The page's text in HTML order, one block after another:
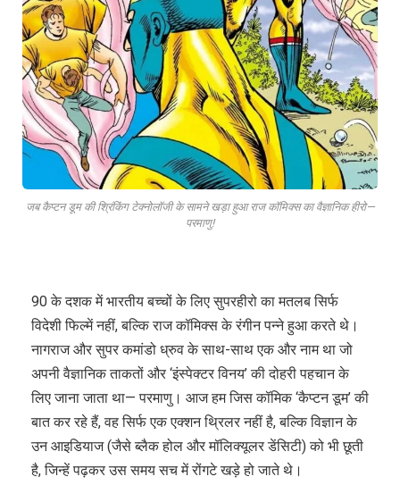
जब कैप्टन डूम की श्रिंकिंग टेक्नोलॉजी के सामने खड़ा हुआ राज कॉमिक्स का वैज्ञानिक हीरो—
परमाणु!
90 के दशक में भारतीय बच्चों के लिए सुपरहीरो का मतलब सिर्फ
विदेशी फिल्में नहीं, बल्कि राज कॉमिक्स के रंगीन पन्ने हुआ करते थे।
नागराज और सुपर कमांडो ध्रुव के साथ-साथ एक और नाम था जो
अपनी वैज्ञानिक ताकतों और ‘इंस्पेक्टर विनय’ की दोहरी पहचान के
लिए जाना जाता था— परमाणु। आज हम जिस कॉमिक ‘कैप्टन डूम’ की
बात कर रहे हैं, वह सिर्फ एक एक्शन थ्रिलर नहीं है, बल्कि विज्ञान के
उन आइडियाज (जैसे ब्लैक होल और मॉलिक्यूलर डेंसिटी) को भी छूती
है, जिन्हें पढ़कर उस समय सच में रोंगटे खड़े हो जाते थे।